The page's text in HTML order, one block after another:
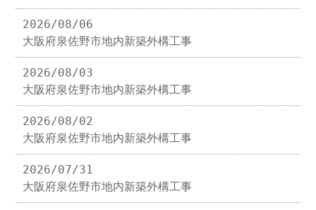
2026/08/06
大阪府泉佐野市地内新築外構工事
2026/08/03
大阪府泉佐野市地内新築外構工事
2026/08/02
大阪府泉佐野市地内新築外構工事
2026/07/31
大阪府泉佐野市地内新築外構工事